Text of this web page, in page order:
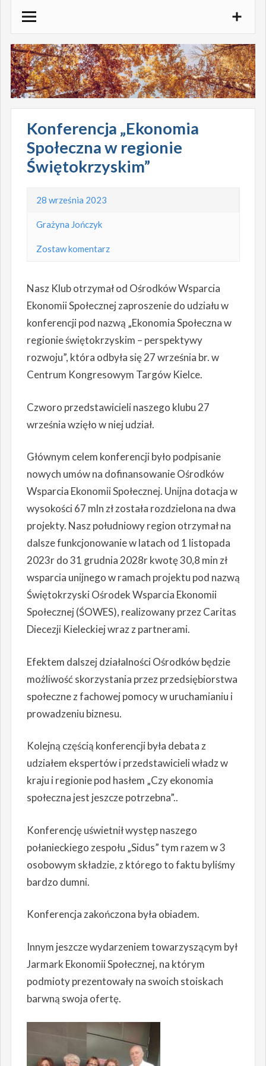
treści
Konferencja „Ekonomia
Społeczna w regionie
Świętokrzyskim”
28 września 2023
Grażyna Jończyk
Zostaw komentarz
Nasz Klub otrzymał od Ośrodków Wsparcia
Ekonomii Społecznej zaproszenie do udziału w
konferencji pod nazwą „Ekonomia Społeczna w
regionie świętokrzyskim – perspektywy
rozwoju”, która odbyła się 27 września br. w
Centrum Kongresowym Targów Kielce.
Czworo przedstawicieli naszego klubu 27
września wzięło w niej udział.
Głównym celem konferencji było podpisanie
nowych umów na dofinansowanie Ośrodków
Wsparcia Ekonomii Społecznej. Unijna dotacja w
wysokości 67 mln zł została rozdzielona na dwa
projekty. Nasz południowy region otrzymał na
dalsze funkcjonowanie w latach od 1 listopada
2023r do 31 grudnia 2028r kwotę 30,8 min zł
wsparcia unijnego w ramach projektu pod nazwą
Świętokrzyski Ośrodek Wsparcia Ekonomii
Społecznej (ŚOWES), realizowany przez Caritas
Diecezji Kieleckiej wraz z partnerami.
Efektem dalszej działalności Ośrodków będzie
możliwość skorzystania przez przedsiębiorstwa
społeczne z fachowej pomocy w uruchamianiu i
prowadzeniu biznesu.
Kolejną częścią konferencji była debata z
udziałem ekspertów i przedstawicieli władz w
kraju i regionie pod hasłem „Czy ekonomia
społeczna jest jeszcze potrzebna”..
Konferencję uświetnił występ naszego
połanieckiego zespołu „Sidus” tym razem w 3
osobowym składzie, z którego to faktu byliśmy
bardzo dumni.
Konferencja zakończona była obiadem.
Innym jeszcze wydarzeniem towarzyszącym był
Jarmark Ekonomii Społecznej, na którym
podmioty prezentowały na swoich stoiskach
barwną swoja ofertę.